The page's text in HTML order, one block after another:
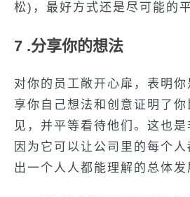
松)，最好方式还是尽可能的平
7 .分享你的想法
对你的员工敞开心扉，表明
享你自己想法和创意证明了
见，并平等看待他们。这也是
因为它可以让公司里的每个
出一个人人都能理解的总体发